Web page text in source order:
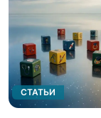
СТАТЬИ